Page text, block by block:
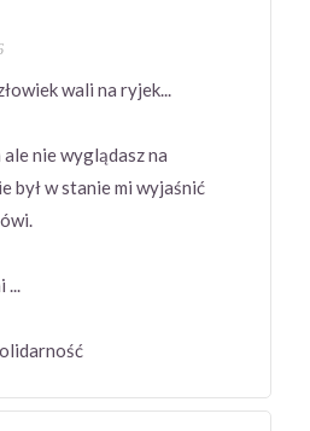
wali na ryjek...
ale nie wyglądasz na
był w stanie mi wyjaśnić
...
Solidarność